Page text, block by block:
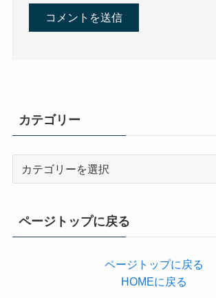
カテゴリー
ページトップに戻る
ページトップに戻る
HOMEに戻る